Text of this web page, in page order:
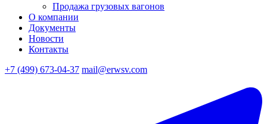
Продажа грузовых вагонов
О компании
Документы
Новости
Контакты
+7 (499) 673-04-37 mail@erwsv.com